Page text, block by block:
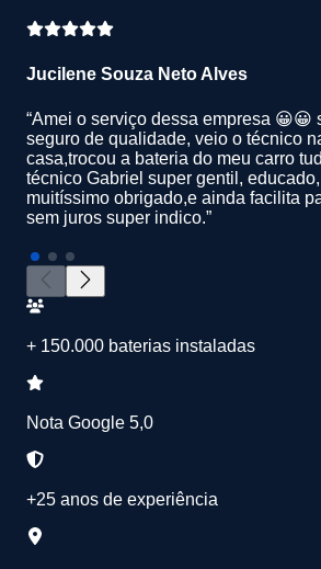
Jucilene Souza Neto Alves
“Amei o serviço dessa empresa 😀😀
seguro de qualidade, veio o técnico
casa,trocou a bateria do meu carro
técnico Gabriel super gentil,
muitíssimo obrigado,e ainda facilita
sem juros super indico.”
+ 150.000 baterias instaladas
Nota Google 5,0
+25 anos de experiência